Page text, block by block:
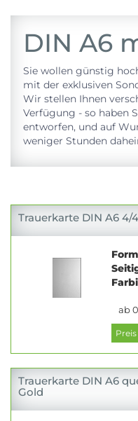
DIN A6
Sie wollen günstig
mit der exklusiven
Wir stellen Ihnen
Verfügung - so haben
entworfen, und auf
weniger Stunden
Trauerkarte DIN A6 4/
ab
Trauerkarte DIN A6
Gold